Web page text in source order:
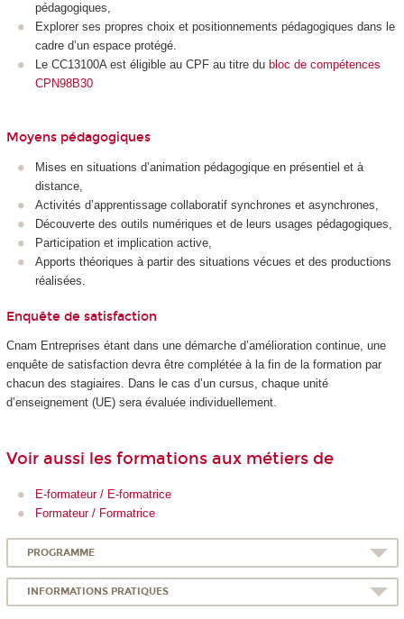
pédagogiques,
Explorer ses propres choix et positionnements pédagogiques dans le
cadre d’un espace protégé.
Le CC13100A est éligible au CPF au titre du bloc de compétences
CPN98B30
Moyens pédagogiques
Mises en situations d’animation pédagogique en présentiel et à
distance,
Activités d’apprentissage collaboratif synchrones et asynchrones,
Découverte des outils numériques et de leurs usages pédagogiques,
Participation et implication active,
Apports théoriques à partir des situations vécues et des productions
réalisées.
Enquête de satisfaction
Cnam Entreprises étant dans une démarche d’amélioration continue, une
enquête de satisfaction devra être complétée à la fin de la formation par
chacun des stagiaires. Dans le cas d’un cursus, chaque unité
d’enseignement (UE) sera évaluée individuellement.
Voir aussi les formations aux métiers de
E-formateur / E-formatrice
Formateur / Formatrice
PROGRAMME
INFORMATIONS PRATIQUES